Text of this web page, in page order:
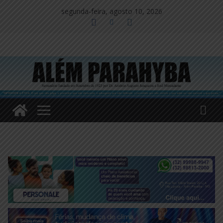
segunda-feira, agosto 10, 2026